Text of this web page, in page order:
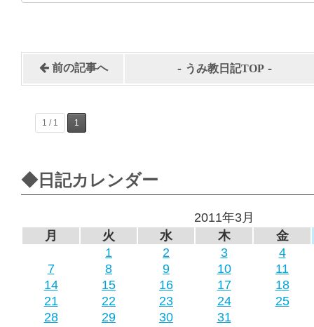
前の記事へ - うみ教日記TOP -
1 / 1 1
◆日記カレンダー
2011年3月
月
火 水 木
金
1
2 3
4
7
8 9 10
11
14
15 16 17
18
21
22 23 24
25
28
29 30 31